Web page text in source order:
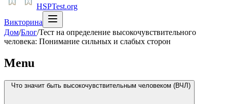
HSPTest.org
Викторина
Дом/Блог/Тест на определение высокочувствительного
человека: Понимание сильных и слабых сторон
Menu
Что значит быть высокочувствительным человеком (ВЧЛ)